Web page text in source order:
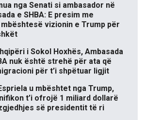
nga Senati si ambasador në
e SHBA: E presim me
vizionin e Trump për
i Sokol Hoxhës, Ambasada
nuk është strehë për ata që
për t’i shpëtuar ligjit
u mbështet nga Trump,
t’i ofrojë 1 miliard dollarë
së presidentit të ri